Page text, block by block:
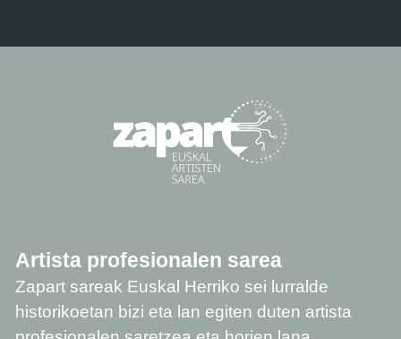
Artista profesionalen sarea
Zapart sareak Euskal Herriko sei lurralde
historikoetan bizi eta lan egiten duten artista